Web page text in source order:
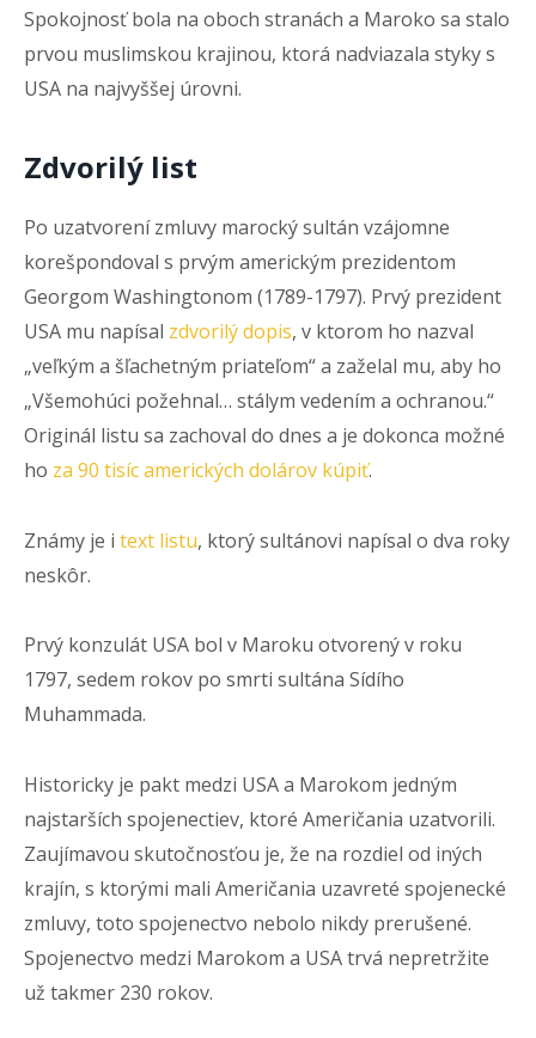
Spokojnosť bola na oboch stranách a Maroko sa stalo
prvou muslimskou krajinou, ktorá nadviazala styky s
USA na najvyššej úrovni.
Zdvorilý list
Po uzatvorení zmluvy marocký sultán vzájomne
korešpondoval s prvým americkým prezidentom
Georgom Washingtonom (1789-1797). Prvý prezident
USA mu napísal zdvorilý dopis, v ktorom ho nazval
„veľkým a šľachetným priateľom“ a zaželal mu, aby ho
„Všemohúci požehnal… stálym vedením a ochranou.“
Originál listu sa zachoval do dnes a je dokonca možné
ho za 90 tisíc amerických dolárov kúpiť.
Známy je i text listu, ktorý sultánovi napísal o dva roky
neskôr.
Prvý konzulát USA bol v Maroku otvorený v roku
1797, sedem rokov po smrti sultána Sídího
Muhammada.
Historicky je pakt medzi USA a Marokom jedným
najstarších spojenectiev, ktoré Američania uzatvorili.
Zaujímavou skutočnosťou je, že na rozdiel od iných
krajín, s ktorými mali Američania uzavreté spojenecké
zmluvy, toto spojenectvo nebolo nikdy prerušené.
Spojenectvo medzi Marokom a USA trvá nepretržite
už takmer 230 rokov.